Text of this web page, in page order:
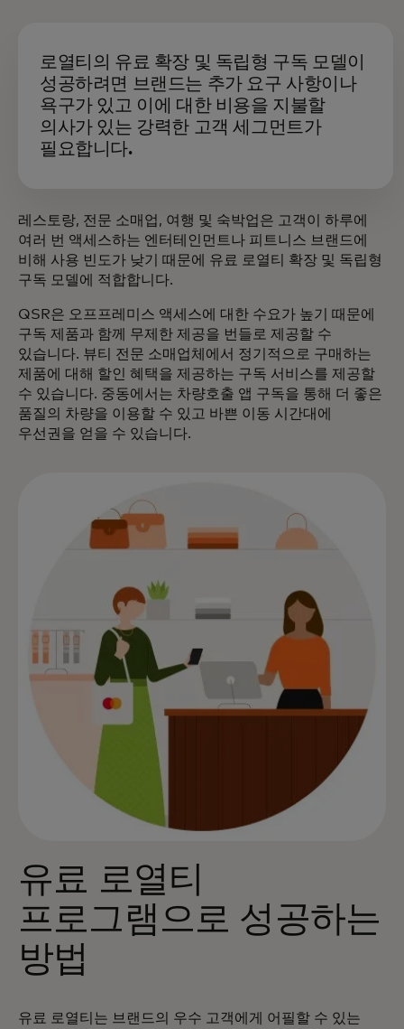
로열티의 유료 확장 및 독립형 구독 모델이
성공하려면 브랜드는 추가 요구 사항이나
욕구가 있고 이에 대한 비용을 지불할
의사가 있는 강력한 고객 세그먼트가
필요합니다.
레스토랑, 전문 소매업, 여행 및 숙박업은 고객이 하루에
여러 번 액세스하는 엔터테인먼트나 피트니스 브랜드에
비해 사용 빈도가 낮기 때문에 유료 로열티 확장 및 독립형
구독 모델에 적합합니다.
QSR은 오프프레미스 액세스에 대한 수요가 높기 때문에
구독 제품과 함께 무제한 제공을 번들로 제공할 수
있습니다. 뷰티 전문 소매업체에서 정기적으로 구매하는
제품에 대해 할인 혜택을 제공하는 구독 서비스를 제공할
수 있습니다. 중동에서는 차량호출 앱 구독을 통해 더 좋은
품질의 차량을 이용할 수 있고 바쁜 이동 시간대에
우선권을 얻을 수 있습니다.
유료 로열티
프로그램으로 성공하는
방법
유료 로열티는 브랜드의 우수 고객에게 어필할 수 있는